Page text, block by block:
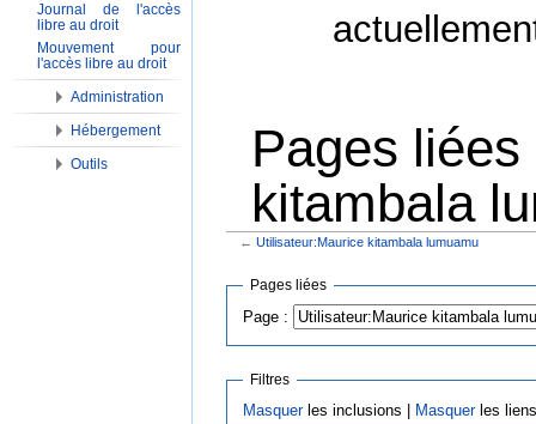
Pages
kitambala
← Utilisateur:Maurice kitambala lumuamu
Pages liées
Page :
Filtres
Masquerles inclusions | Masquerles
Journal de l'accès
libre au droit
Mouvement pour
l'accès libre au droit
Administration
Hébergement
Outils